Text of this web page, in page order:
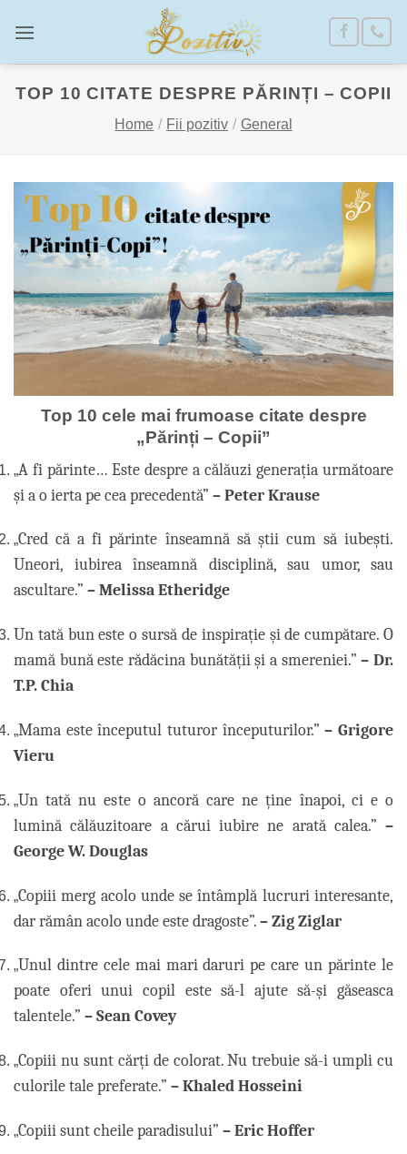
TOP 10 CITATE DESPRE PĂRINȚI – COPII
Home / Fii pozitiv / General
Top 10 cele mai frumoase citate despre
„Părinți – Copii”
„A fi părinte… Este despre a călăuzi generația următoare
și a o ierta pe cea precedentă” – Peter Krause
„Cred că a fi părinte înseamnă să știi cum să iubești.
Uneori, iubirea înseamnă disciplină, sau umor, sau
ascultare.” – Melissa Etheridge
Un tată bun este o sursă de inspirație și de cumpătare. O
mamă bună este rădăcina bunătății și a smereniei.”– Dr.
T.P. Chia
„Mama este începutul tuturor începuturilor.”– Grigore
Vieru
„Un tată nu este o ancoră care ne ține înapoi, ci e o
lumină călăuzitoare a cărui iubire ne arată calea.” –
George W. Douglas
„Copiii merg acolo unde se întâmplă lucruri interesante,
dar rămân acolo unde este dragoste”.– Zig Ziglar
„Unul dintre cele mai mari daruri pe care un părinte le
poate oferi unui copil este să-l ajute să-și găseasca
talentele.” – Sean Covey
„Copiii nu sunt cărți de colorat. Nu trebuie să-i umpli cu
culorile tale preferate.” – Khaled Hosseini
„Copiii sunt cheile paradisului” – Eric Hoffer